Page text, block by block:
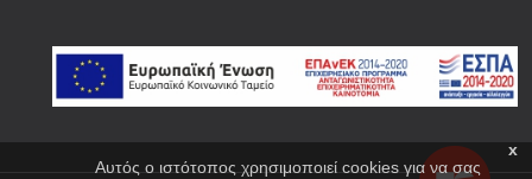
x
Αυτός ο ιστότοπος χρησιμοποιεί cookies για να σας